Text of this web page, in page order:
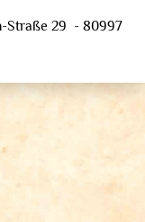
Straße 29 - 80997